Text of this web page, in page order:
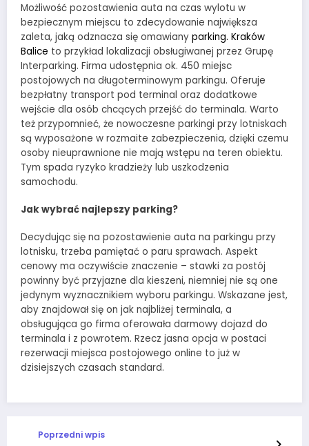
Możliwość pozostawienia auta na czas wylotu w
bezpiecznym miejscu to zdecydowanie największa
zaleta, jaką odznacza się omawiany parking. Kraków
Balice to przykład lokalizacji obsługiwanej przez Grupę
Interparking. Firma udostępnia ok. 450 miejsc
postojowych na długoterminowym parkingu. Oferuje
bezpłatny transport pod terminal oraz dodatkowe
wejście dla osób chcących przejść do terminala. Warto
też przypomnieć, że nowoczesne parkingi przy lotniskach
są wyposażone w rozmaite zabezpieczenia, dzięki czemu
osoby nieuprawnione nie mają wstępu na teren obiektu.
Tym spada ryzyko kradzieży lub uszkodzenia
samochodu.
Jak wybrać najlepszy parking?
Decydując się na pozostawienie auta na parkingu przy
lotnisku, trzeba pamiętać o paru sprawach. Aspekt
cenowy ma oczywiście znaczenie – stawki za postój
powinny być przyjazne dla kieszeni, niemniej nie są one
jedynym wyznacznikiem wyboru parkingu. Wskazane jest,
aby znajdował się on jak najbliżej terminala, a
obsługująca go firma oferowała darmowy dojazd do
terminala i z powrotem. Rzecz jasna opcja w postaci
rezerwacji miejsca postojowego online to już w
dzisiejszych czasach standard.
Poprzedni wpis